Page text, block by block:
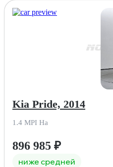
Kia Pride, 2014
1.4 MPI Ha
896 985 ₽
ниже средней